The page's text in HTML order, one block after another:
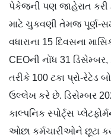
પેકેજની પણ જાહેરાત કરી
માટે ચુકવણી તેમજ પૂર્ણ-
વધારાના 15 દિવસના
CEOની નોંધ 31
તરીકે 100 ટકા પ્રો-
ઉલ્લેખ કરે છે. ડિસેમ્બર
કાલ્પનિક સ્પોર્ટ્સ
ઓછા કર્મચારીઓને છૂટા